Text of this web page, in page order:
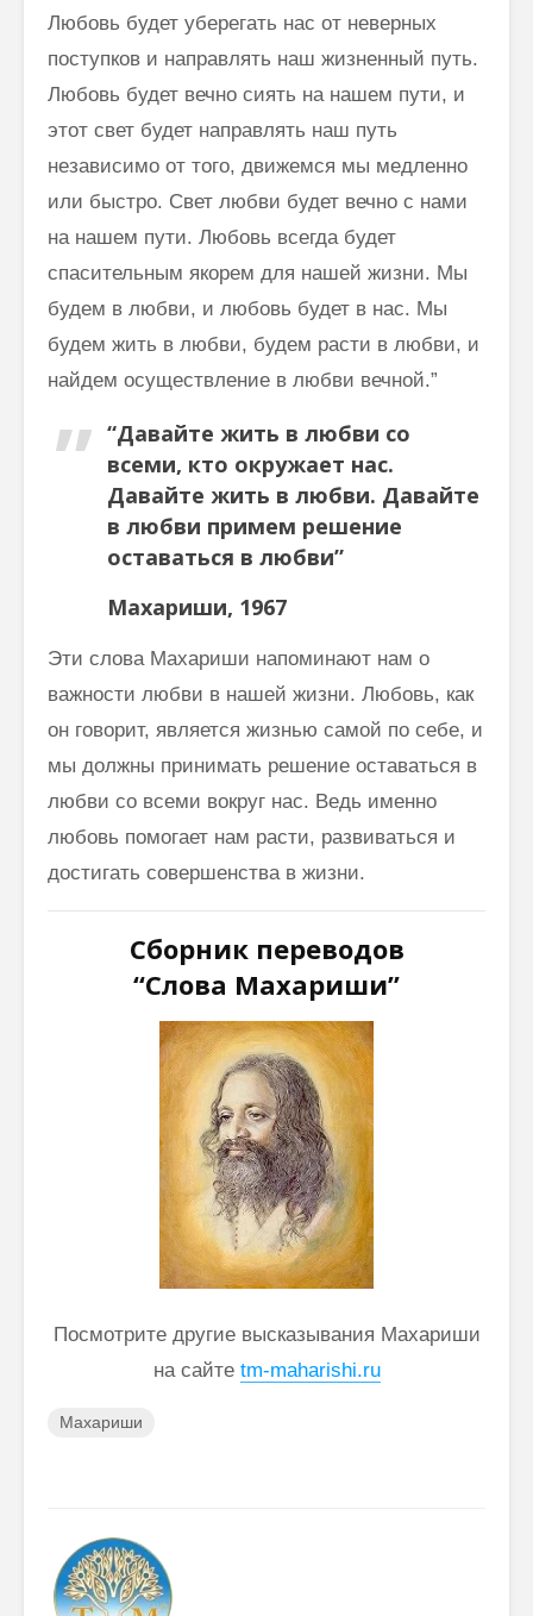
Любовь будет уберегать нас от неверных
поступков и направлять наш жизненный путь.
Любовь будет вечно сиять на нашем пути, и
этот свет будет направлять наш путь
независимо от того, движемся мы медленно
или быстро. Свет любви будет вечно с нами
на нашем пути. Любовь всегда будет
спасительным якорем для нашей жизни. Мы
будем в любви, и любовь будет в нас. Мы
будем жить в любви, будем расти в любви, и
найдем осуществление в любви вечной.”
“Давайте жить в любви со
всеми, кто окружает нас.
Давайте жить в любви. Давайте
в любви примем решение
оставаться в любви”
Махариши, 1967
Эти слова Махариши напоминают нам о
важности любви в нашей жизни. Любовь, как
он говорит, является жизнью самой по себе, и
мы должны принимать решение оставаться в
любви со всеми вокруг нас. Ведь именно
любовь помогает нам расти, развиваться и
достигать совершенства в жизни.
Сборник переводов
“Слова Махариши”
Посмотрите другие высказывания Махариши
на сайте tm-maharishi.ru
Махариши